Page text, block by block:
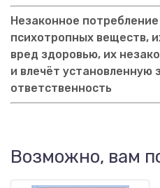
Незаконное
психотропных веществ,
вред здоровью, их
и влечёт установленную
ответственность
Возможно, вам